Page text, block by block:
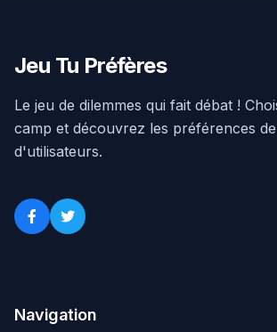
Jeu Tu Préfères
Le jeu de dilemmes qui fait débat !
camp et découvrez les préférences
d'utilisateurs.
Navigation